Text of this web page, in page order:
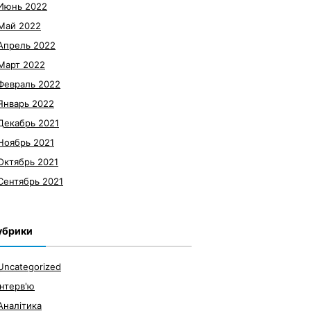
2022
2022
2022
2022
2022
2022
2021
2021
2021
2021